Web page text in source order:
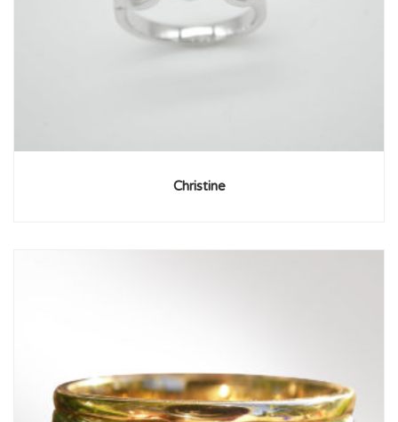
Christine